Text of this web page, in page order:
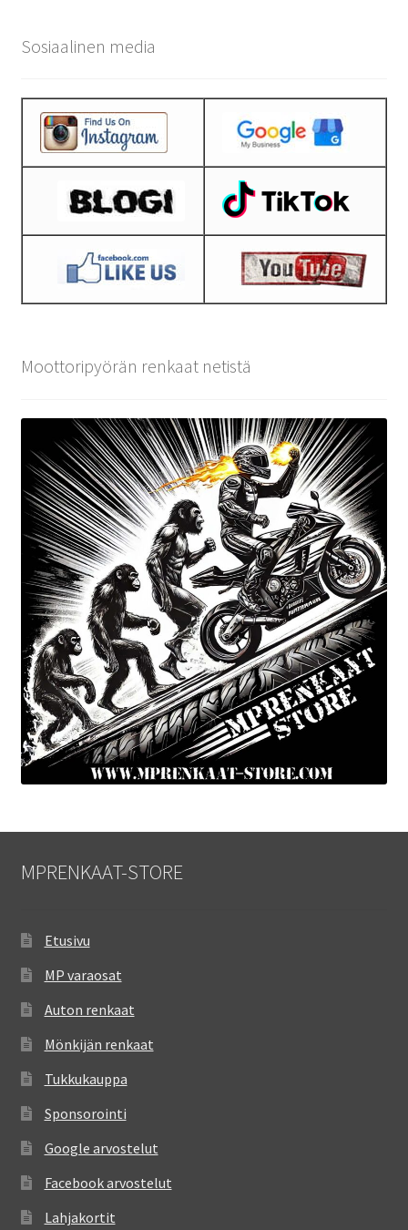
Sosiaalinen media
Moottoripyörän renkaat netistä
MPRENKAAT-STORE
Etusivu
MP varaosat
Auton renkaat
Mönkijän renkaat
Tukkukauppa
Sponsorointi
Google arvostelut
Facebook arvostelut
Lahjakortit